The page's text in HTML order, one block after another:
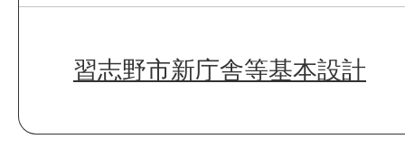
習志野市新庁舎等基本設計